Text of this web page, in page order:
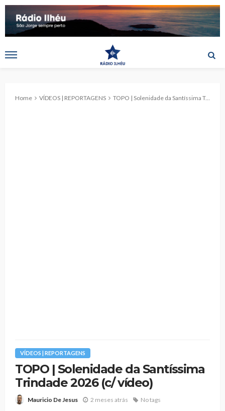
Home VÍDEOS | REPORTAGENS TOPO | Solenidade da Santíssima Trindade 2026 (c/ vídeo)
VÍDEOS | REPORTAGENS
TOPO | Solenidade da Santíssima
Trindade 2026 (c/ vídeo)
Mauricio De Jesus 2 meses atrás No tags